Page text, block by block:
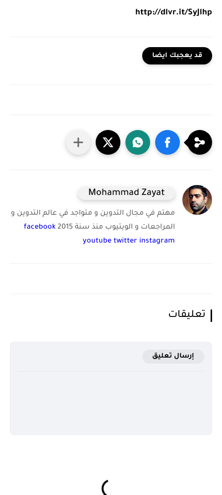
http://dlvr.it/SyJlhp
قد يعجبك ايضا
Mohammad Zayat
مهتم في مجال التدوين و متواجد في عالم التدوين و
المراجعات و الويتيوب منذ سنة 2015
facebook
youtube twitter instagram
تعليقات
إرسال تعليق